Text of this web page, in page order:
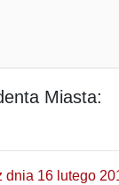
Miasta:
16 lutego